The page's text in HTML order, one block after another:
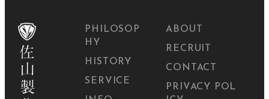
PHILOSOP
HY
HISTORY
SERVICE
ABOUT
RECRUIT
CONTACT
PRIVACY POL